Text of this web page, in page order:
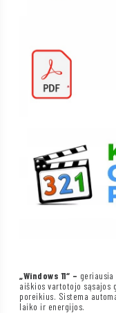
„Windows 11“ –
aiškios vartotojo
poreikius. Sistema
laiko ir energijos.